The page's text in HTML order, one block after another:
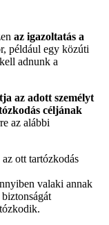
az igazoltatás a
például egy közúti
adnunk a
az adott személyt
céljának
az alábbi
ott tartózkodás
valaki annak